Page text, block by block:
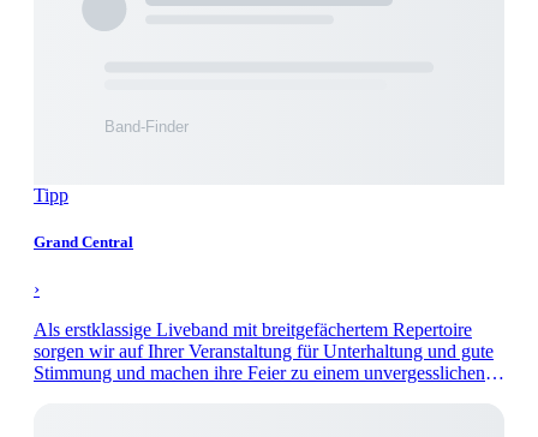
Tipp
Grand Central
›
Als erstklassige Liveband mit breitgefächertem Repertoire
sorgen wir auf Ihrer Veranstaltung für Unterhaltung und gute
Stimmung und machen ihre Feier zu einem unvergesslichen